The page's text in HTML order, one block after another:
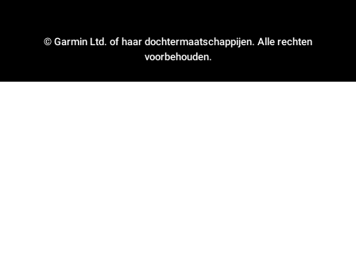
© Garmin Ltd. of haar dochtermaatschappijen. Alle rechten
voorbehouden.